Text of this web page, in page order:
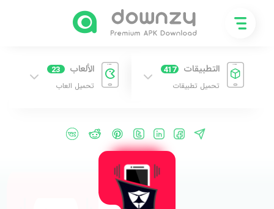
التطبيقات 417
تحميل تطبيقات
الألعاب 23
تحميل العاب